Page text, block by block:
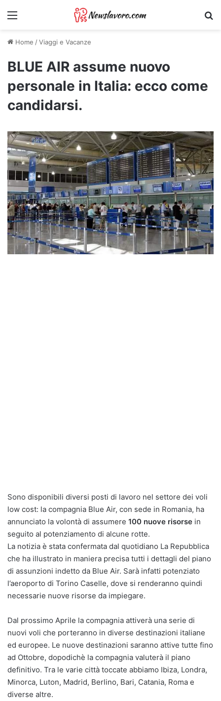
Menu
Home /Viaggi e Vacanze
BLUE AIR assume nuovo
personale in Italia: ecco come
candidarsi.
Sono disponibili diversi posti di lavoro nel settore dei voli
low cost: la compagnia Blue Air, con sede in Romania, ha
annunciato la volontà di assumere 100 nuove risorse in
seguito al potenziamento di alcune rotte.
La notizia è stata confermata dal quotidiano La Repubblica
che ha illustrato in maniera precisa tutti i dettagli del piano
di assunzioni indetto da Blue Air. Sarà infatti potenziato
l’aeroporto di Torino Caselle, dove si renderanno quindi
necessarie nuove risorse da impiegare.
Dal prossimo Aprile la compagnia attiverà una serie di
nuovi voli che porteranno in diverse destinazioni italiane
ed europee. Le nuove destinazioni saranno attive tutte fino
ad Ottobre, dopodichè la compagnia valuterà il piano
definitivo. Tra le varie città toccate abbiamo Ibiza, Londra,
Minorca, Luton, Madrid, Berlino, Bari, Catania, Roma e
diverse altre.